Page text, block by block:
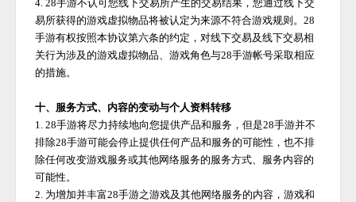
4.28手游不认可您线下交易所产生的交易结果，您通过线下交
易所获得的游戏虚拟物品将被认定为来源不符合游戏规则。28
手游有权按照本协议第六条的约定，对线下交易及线下交易相
关行为涉及的游戏虚拟物品、游戏角色与28手游帐号采取相应
的措施。
十、服务方式、内容的变动与个人资料转移
1.28手游将尽力持续地向您提供产品和服务，但是28手游并不
排除28手游可能会停止提供任何产品和服务的可能性，也不排
除任何改变游戏服务或其他网络服务的服务方式、服务内容的
可能性。
2. 为增加并丰富28手游之游戏及其他网络服务的内容，游戏和